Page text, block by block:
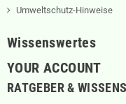
Umweltschutz-Hinweise
Wissenswertes
YOUR ACCOUNT
RATGEBER &